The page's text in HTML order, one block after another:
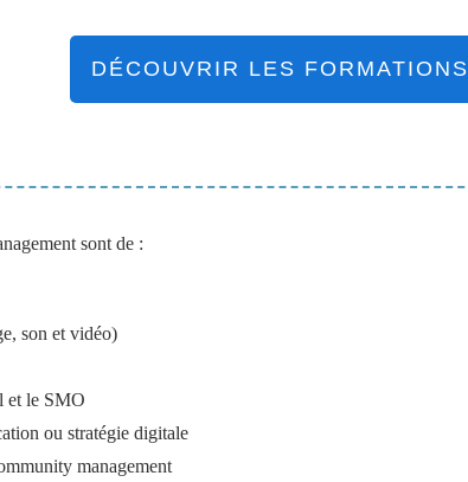
DÉCOUVRIR LES FORMATIONS
sont de :
son et vidéo)
et le SMO
ou stratégie digitale
management